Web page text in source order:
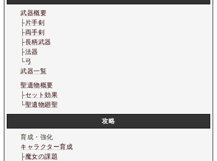
武器概要
├片手剣
├両手剣
├長柄武器
├法器
└弓
武器一覧
聖遺物概要
├セット効果
└聖遺物廻聖
攻略
育成・強化
キャラクター育成
├魔女の課題